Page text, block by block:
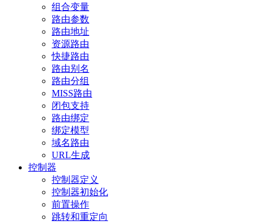
组合变量
路由参数
路由地址
资源路由
快捷路由
路由别名
路由分组
MISS路由
闭包支持
路由绑定
绑定模型
域名路由
URL生成
控制器
控制器定义
控制器初始化
前置操作
跳转和重定向